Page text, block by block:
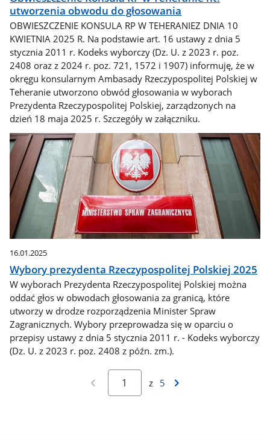
utworzenia obwodu do głosowania
OBWIESZCZENIE KONSULA RP W TEHERANIEZ DNIA 10
KWIETNIA 2025 R. Na podstawie art. 16 ustawy z dnia 5
stycznia 2011 r. Kodeks wyborczy (Dz. U. z 2023 r. poz.
2408 oraz z 2024 r. poz. 721, 1572 i 1907) informuję, że w
okręgu konsularnym Ambasady Rzeczypospolitej Polskiej w
Teheranie utworzono obwód głosowania w wyborach
Prezydenta Rzeczypospolitej Polskiej, zarządzonych na
dzień 18 maja 2025 r. Szczegóły w załączniku.
16.01.2025
Wybory prezydenta Rzeczypospolitej Polskiej 2025
W wyborach Prezydenta Rzeczypospolitej Polskiej można
oddać głos w obwodach głosowania za granicą, które
utworzy w drodze rozporządzenia Minister Spraw
Zagranicznych. Wybory przeprowadza się w oparciu o
przepisy ustawy z dnia 5 stycznia 2011 r. - Kodeks wyborczy
(Dz. U. z 2023 r. poz. 2408 z późn. zm.).
z 5